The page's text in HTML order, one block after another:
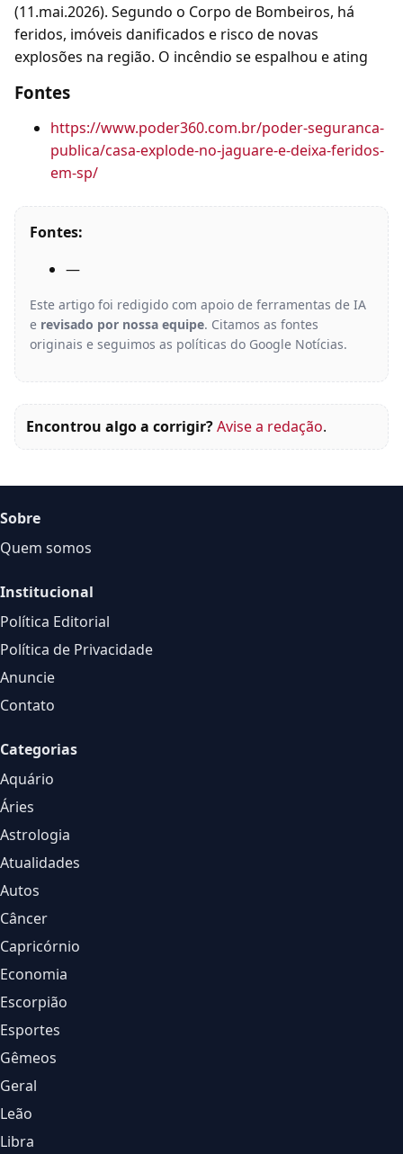
(11.mai.2026). Segundo o Corpo de Bombeiros, há
feridos, imóveis danificados e risco de novas
explosões na região. O incêndio se espalhou e ating
Fontes
https://www.poder360.com.br/poder-seguranca-
publica/casa-explode-no-jaguare-e-deixa-feridos-
em-sp/
Fontes:
—
Este artigo foi redigido com apoio de ferramentas de IA
e revisado por nossa equipe. Citamos as fontes
originais e seguimos as políticas do Google Notícias.
Encontrou algo a corrigir?Avise a redação.
Sobre
Quem somos
Institucional
Política Editorial
Política de Privacidade
Anuncie
Contato
Categorias
Aquário
Áries
Astrologia
Atualidades
Autos
Câncer
Capricórnio
Economia
Escorpião
Esportes
Gêmeos
Geral
Leão
Libra